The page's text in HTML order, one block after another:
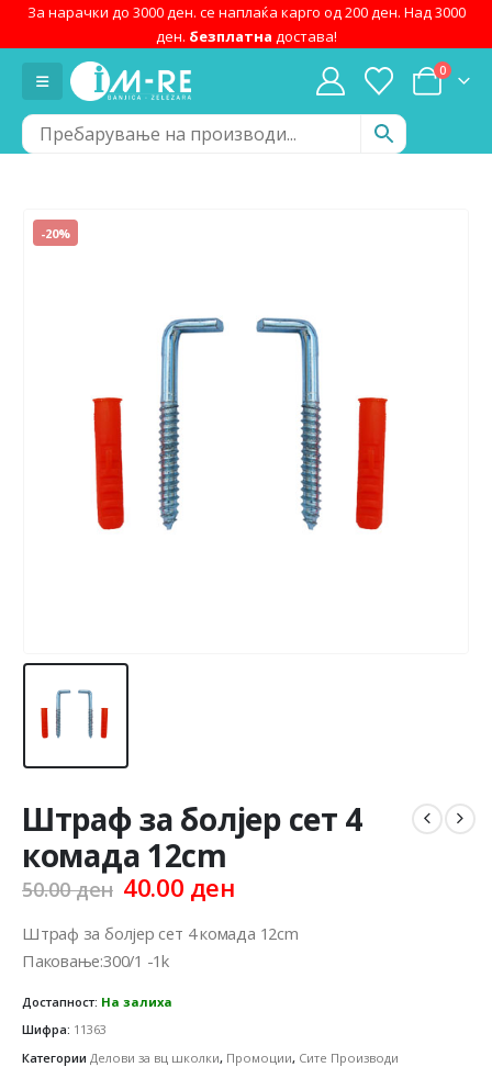
За нарачки до 3000 ден. се наплаќа карго од 200 ден. Над 3000
ден. безплатна достава!
0
-20%
Штраф за болјер сет 4
комада 12cm
50.00ден Original
was:
50.00 ден.
40.00 денCurrent
is:
Штраф за болјер сет 4 комада 12cm
Паковање:300/1 -1k
Достапност: На залиха
Шифра: 11363
Категории Делови за вц школки, Промоции, Сите Производи